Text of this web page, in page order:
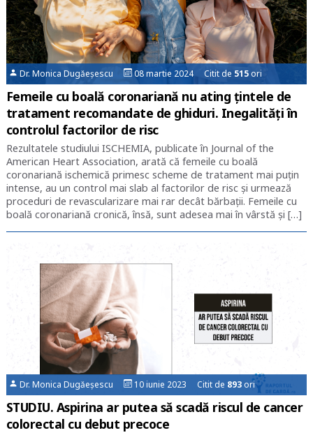
Dr. Monica Dugăeșescu 08 martie 2024 Citit de 515ori
Femeile cu boală coronariană nu ating țintele de
tratament recomandate de ghiduri. Inegalități în
controlul factorilor de risc
Rezultatele studiului ISCHEMIA, publicate în Journal of the
American Heart Association, arată că femeile cu boală
coronariană ischemică primesc scheme de tratament mai puţin
intense, au un control mai slab al factorilor de risc şi urmează
proceduri de revascularizare mai rar decât bărbaţii. Femeile cu
boală coronariană cronică, însă, sunt adesea mai în vârstă şi […]
Dr. Monica Dugăeșescu 10 iunie 2023 Citit de 893 ori
STUDIU. Aspirina ar putea să scadă riscul de cancer
colorectal cu debut precoce